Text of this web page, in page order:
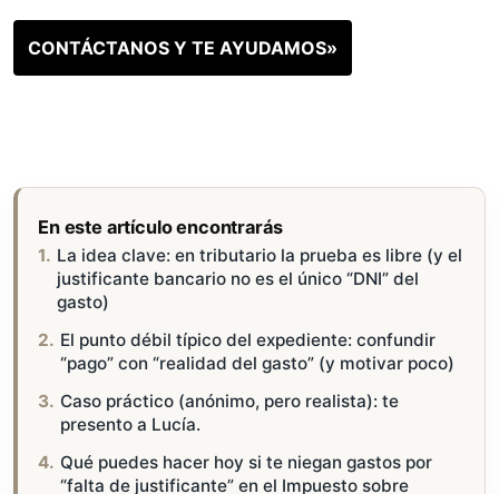
CONTÁCTANOS Y TE AYUDAMOS»
En este artículo encontrarás
La idea clave: en tributario la prueba es libre (y el
justificante bancario no es el único “DNI” del
gasto)
El punto débil típico del expediente: confundir
“pago” con “realidad del gasto” (y motivar poco)
Caso práctico (anónimo, pero realista): te
presento a Lucía.
Qué puedes hacer hoy si te niegan gastos por
“falta de justificante” en el Impuesto sobre